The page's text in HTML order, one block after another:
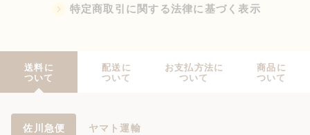
特定商取引に関する法律に基づく表示
送料に
ついて
配送に
ついて
お支払方法に
ついて
商品に
ついて
佐川急便 ヤマト運輸